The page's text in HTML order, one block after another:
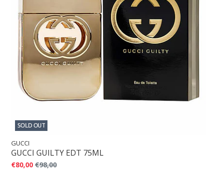
SOLD OUT
GUCCI
GUCCI GUILTY EDT 75ML
€80,00 €98,00